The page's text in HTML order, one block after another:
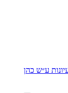
ע״ש כהן